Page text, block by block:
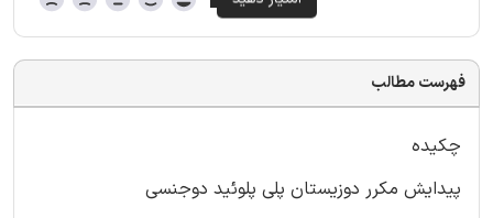
فهرست مطالب
چکیده
پیدایش مکرر دوزیستان پلی پلوئید دوجنسی